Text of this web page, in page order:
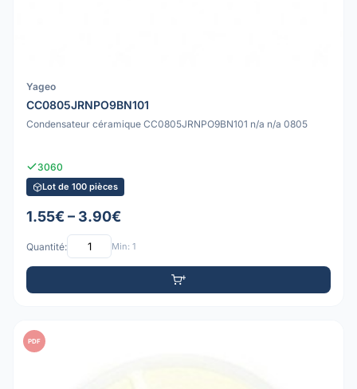
Yageo
CC0805JRNPO9BN101
Condensateur céramique CC0805JRNPO9BN101 n/a n/a 0805
3060
Lot de 100 pièces
1.55€ – 3.90€
Quantité: Min: 1
PDF